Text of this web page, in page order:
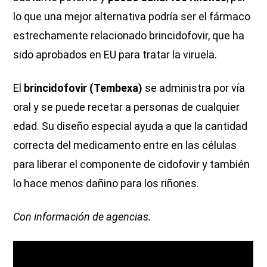
lo que una mejor alternativa podría ser el fármaco
estrechamente relacionado brincidofovir, que ha
sido aprobados en EU para tratar la viruela.
El brincidofovir (Tembexa) se administra por vía
oral y se puede recetar a personas de cualquier
edad. Su diseño especial ayuda a que la cantidad
correcta del medicamento entre en las células
para liberar el componente de cidofovir y también
lo hace menos dañino para los riñones.
Con información de agencias.